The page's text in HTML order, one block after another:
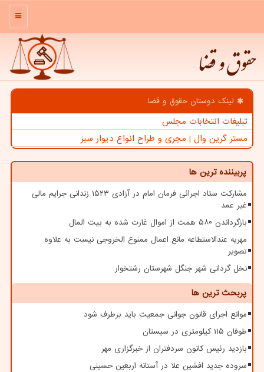
منو
حقوق و قضا
لینک دوستان حقوق و قضا
تبلیغات انتخابات مجلس
مستر گرین وال | مجری و طراح انواع دیوار سبز
پربیننده ترین ها
مشارکت ستاد اجرائی فرمان امام در آزادی ۱۵۲۳ زندانی جرایم مالی
غیر عمد
بازگرداندن ۵۸۰ همت از اموال غارت شده به بیت المال
مهریه عندالاستطاعه مانع اعمال ممنوع الخروجی نیست به علاوه
تصویر
نخل گردانی شهر جنگل شهرستان رشتخوار
پربحث ترین ها
موانع اجرای قانون جوانی جمعیت باید برطرف شود
طوفان ۱۱۵ کیلومتری در سیستان
بازدید رئیس کانون سردفتران از خبرگزاری مهر
سروده جدید افشین علا در آستانه اربعین حسینی